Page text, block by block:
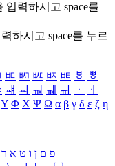
입력하시고 space를
하시고 space를 누르
ㅳ ㅴ ㅵ ㅶ ㅷ ㅸ
ㅹ
ㆈ ㆉ ㆊ ㆋ ㆌ ㆍ
ㆎ
Υ Φ Χ Ψ Ω α β γ δ ε ζ η
פ ם ן ו ט א ר